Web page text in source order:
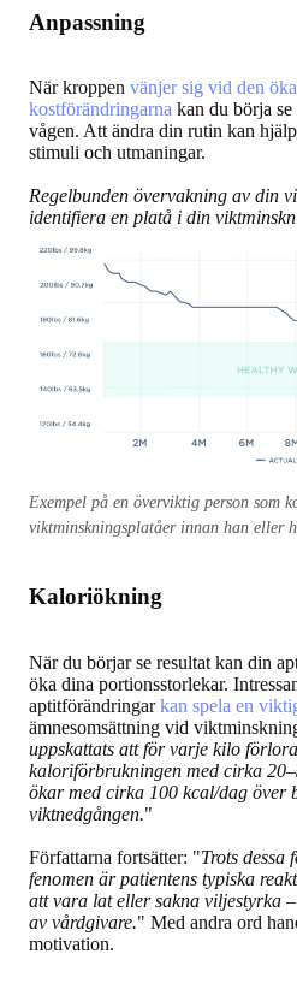
Anpassning
När kroppen vänjer sig vid den
kostförändringarna kan du börja se
vågen. Att ändra din rutin kan
stimuli och utmaningar.
Regelbunden övervakning av din
identifiera en platå i din
Exempel på en överviktig person som
viktminskningsplatåer innan han eller
Kaloriökning
När du börjar se resultat kan din
öka dina portionsstorlekar.
aptitförändringarkan spela en
ämnesomsättning vid
uppskattats att för varje kilo
kaloriförbrukningen med cirka
ökar med cirka 100 kcal/dag över
viktnedgången."
Författarna fortsätter: "Trots dessa
fenomen är patientens typiska
att vara lat eller sakna viljestyrka
av vårdgivare." Med andra ord
motivation.